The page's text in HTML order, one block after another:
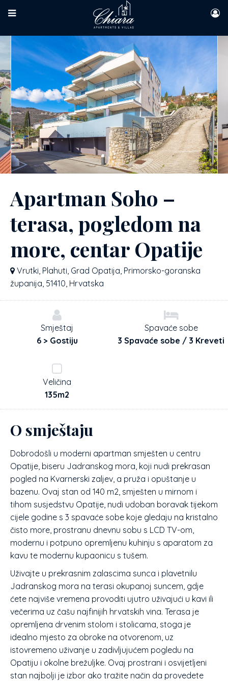
Apartman Soho –
terasa, pogledom na
more, centar Opatije
Vrutki, Plahuti, Grad Opatija, Primorsko-goranska
županija, 51410, Hrvatska
Smještaj
6 > Gostiju
Spavaće sobe
3 Spavaće sobe / 3 Kreveti
Veličina
135m2
O smještaju
Dobrodošli u moderni apartman smješten u centru
Opatije, biseru Jadranskog mora, koji nudi prekrasan
pogled na Kvarnerski zaljev, a pruža i opuštanje u
bazenu. Ovaj stan od 140 m2, smješten u mirnom i
tihom susjedstvu Opatije, nudi udoban boravak tijekom
cijele godine s 3 spavaće sobe koje gledaju na kristalno
čisto more, prostranu dnevnu sobu s LCD TV-om,
modernu i potpuno opremljenu kuhinju s aparatom za
kavu te modernu kupaonicu s tušem.
Uživajte u prekrasnim zalascima sunca i plavetnilu
Jadranskog mora na terasi okupanoj suncem, gdje
ćete najviše vremena provoditi ujutro uživajući u kavi ili
večerima uz čašu najfinijih hrvatskih vina. Terasa je
opremljena drvenim stolom i stolicama, stoga je
idealno mjesto za obroke na otvorenom, uz
istovremeno uživanje u zadivljujućem pogledu na
Opatiju i okolne brežuljke. Ovaj prostrani i osvijetljeni
stan najbolji je izbor ako tražite način da provedete